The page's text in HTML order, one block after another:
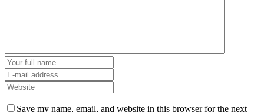
Save my name, email, and website in this browser for the next